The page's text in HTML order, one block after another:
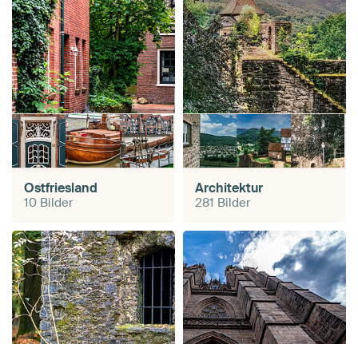
Ostfriesland
10 Bilder
Architektur
281 Bilder